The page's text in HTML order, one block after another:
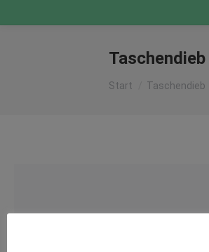
Taschendieb
Sie befinden sich hier:
Start Taschendieb